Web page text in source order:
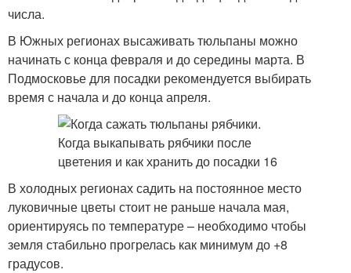
числа.
В Южных регионах высаживать тюльпаны можно
начинать с конца февраля и до середины марта. В
Подмосковье для посадки рекомендуется выбирать
время с начала и до конца апреля.
В холодных регионах садить на постоянное место
луковичные цветы стоит не раньше начала мая,
ориентируясь по температуре – необходимо чтобы
земля стабильно прогрелась как минимум до +8
градусов.